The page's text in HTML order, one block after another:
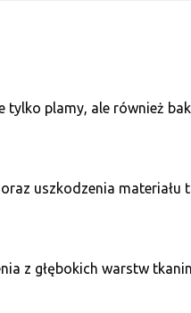
plamy, ale również
uszkodzenia materiału
z głębokich warstw